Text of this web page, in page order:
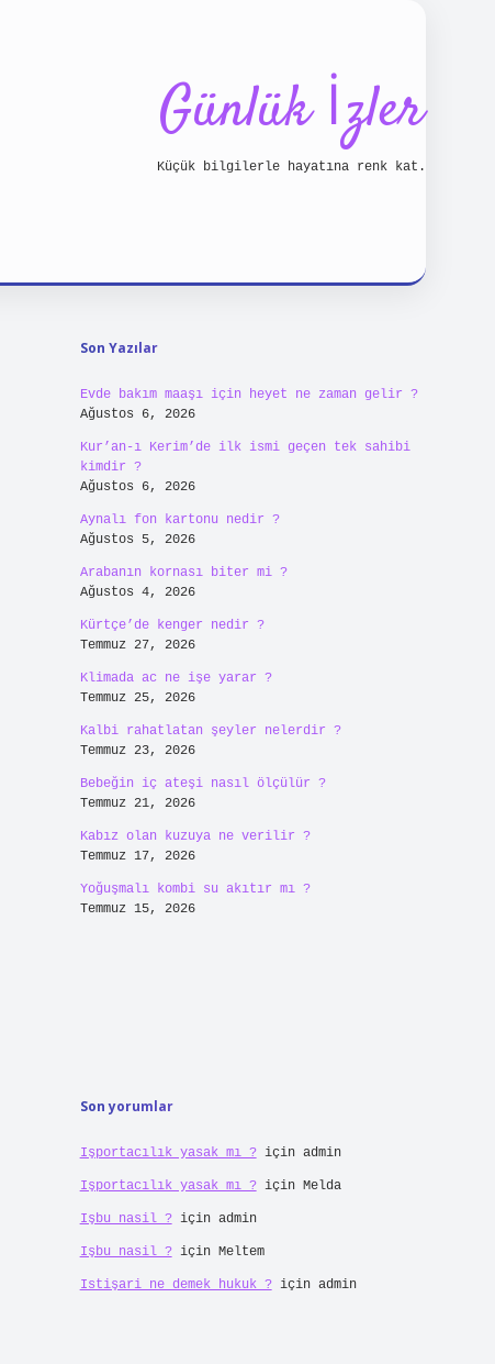
Günlük İzler
Küçük bilgilerle hayatına renk kat.
Son Yazılar
Evde bakım maaşı için heyet ne zaman gelir ?
Ağustos 6, 2026
Kur’an-ı Kerim’de ilk ismi geçen tek sahibi
kimdir ?
Ağustos 6, 2026
Aynalı fon kartonu nedir ?
Ağustos 5, 2026
Arabanın kornası biter mi ?
Ağustos 4, 2026
Kürtçe’de kenger nedir ?
Temmuz 27, 2026
Klimada ac ne işe yarar ?
Temmuz 25, 2026
Kalbi rahatlatan şeyler nelerdir ?
Temmuz 23, 2026
Bebeğin iç ateşi nasıl ölçülür ?
Temmuz 21, 2026
Kabız olan kuzuya ne verilir ?
Temmuz 17, 2026
Yoğuşmalı kombi su akıtır mı ?
Temmuz 15, 2026
Son yorumlar
Işportacılık yasak mı ?için admin
Işportacılık yasak mı ?için Melda
Işbu nasil ?için admin
Işbu nasil ?için Meltem
Istişari ne demek hukuk ?için admin